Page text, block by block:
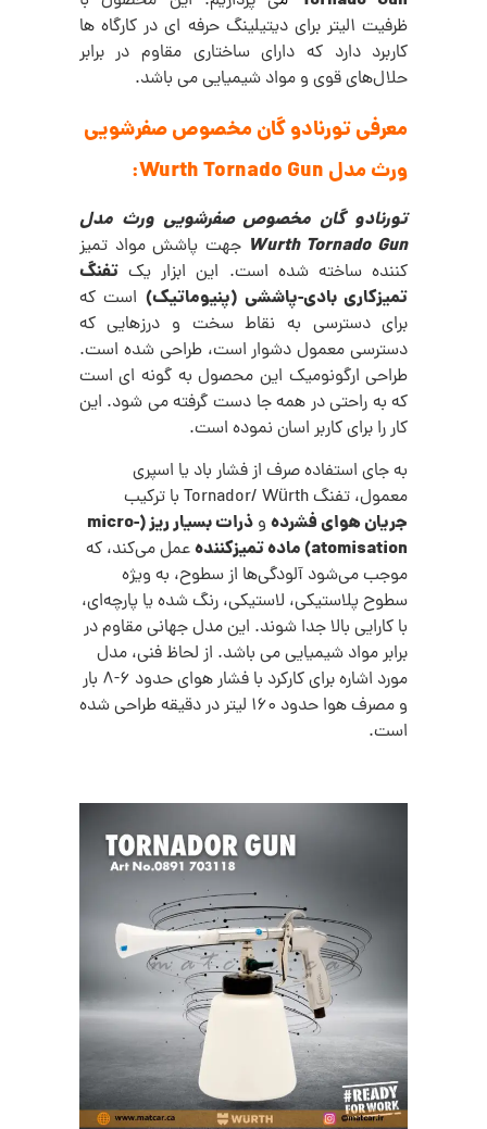
ظرفیت 1لیتر برای دیتیلینگ حرفه ای در کارگاه ها
کاربرد دارد که دارای ساختاری مقاوم در برابر
حلال‌های قوی و مواد شیمیایی می باشد.
معرفی تورنادو گان مخصوص صفرشویی
ورث مدل Wurth Tornado Gun:
تورنادو گان مخصوص صفرشویی ورث مدل
Wurth Tornado Gun جهت پاشش مواد تمیز
کننده ساخته شده است. این ابزار یکتفنگ
تمیزکاری بادی-پاششی (پنیوماتیک)است که
برای دسترسی به نقاط سخت و درزهایی که
دسترسی معمول دشوار است، طراحی شده است.
طراحی ارگونومیک این محصول به گونه ای است
که به راحتی در همه جا دست گرفته می شود. این
کار را برای کاربر اسان نموده است.
به جای استفاده صرف از فشار باد یا اسپری
معمول، تفنگ Tornador/ Würth با ترکیب
جریان هوای فشردهو
ذرات بسیار ریز (micro-
atomisation) ماده تمیزکننده
عمل می‌کند، که
موجب می‌شود آلودگی‌ها از سطوح، به ویژه
سطوح پلاستیکی، لاستیکی، رنگ شده یا پارچه‌ای،
با کارایی بالا جدا شوند. این مدل جهانی مقاوم در
برابر مواد شیمیایی می باشد. از لحاظ فنی، مدل
مورد اشاره برای کارکرد با فشار هوای حدود 6-8 بار
و مصرف هوا حدود 160 لیتر در دقیقه طراحی شده
است.